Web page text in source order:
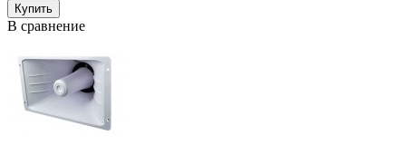
В сравнение